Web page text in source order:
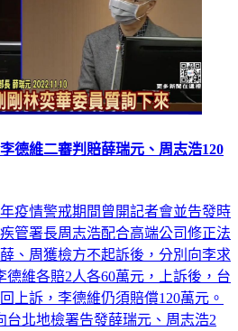
德維二審判賠薛瑞元、周志浩120
疫情警戒期間曾開記者會並告發時
管署長周志浩配合高端公司修正法
、周獲檢方不起訴後，分別向李求
德維各賠2人各60萬元，上訴後，台
上訴，李德維仍須賠償120萬元。
台北地檢署告發薛瑞元、周志浩2